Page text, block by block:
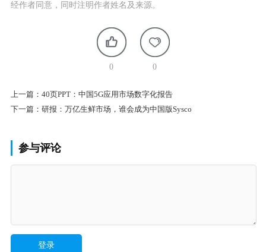
经作者同意，同时注明作者姓名及来源。
0 0
上一篇： 40页PPT：中国5G应用市场数字化报告
下一篇： 研报：万亿生鲜市场，谁会成为中国版Sysco
参与评论